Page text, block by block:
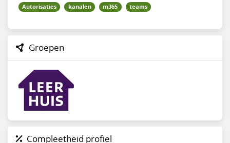
Autorisaties kanalen m365 teams
Groepen
Compleetheid profiel